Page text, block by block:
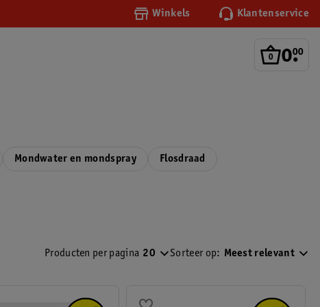
Winkels Klantenservice
0.
00
Mondwater en mondspray Flosdraad
Producten per pagina 20 Sorteer op: Meest relevant